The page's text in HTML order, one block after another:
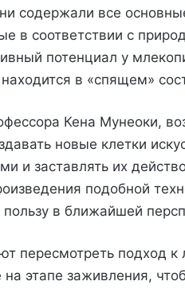
содержали все
в соответствии с
потенциал у
в «спящем»
Кена Мунеоки,
новые клетки
и заставлять их
подобной
пользу в ближайшей
пересмотреть подход к
этапе заживления,